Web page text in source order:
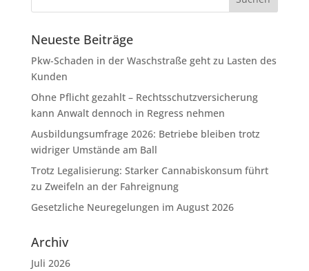
Neueste Beiträge
Pkw-Schaden in der Waschstraße geht zu Lasten des
Kunden
Ohne Pflicht gezahlt – Rechtsschutzversicherung
kann Anwalt dennoch in Regress nehmen
Ausbildungsumfrage 2026: Betriebe bleiben trotz
widriger Umstände am Ball
Trotz Legalisierung: Starker Cannabiskonsum führt
zu Zweifeln an der Fahreignung
Gesetzliche Neuregelungen im August 2026
Archiv
Juli 2026